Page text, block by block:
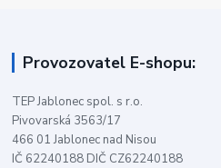
Provozovatel E-shopu:
TEP Jablonec spol. s r.o.
Pivovarská 3563/17
466 01 Jablonec nad Nisou
IČ 62240188 DIČ CZ62240188